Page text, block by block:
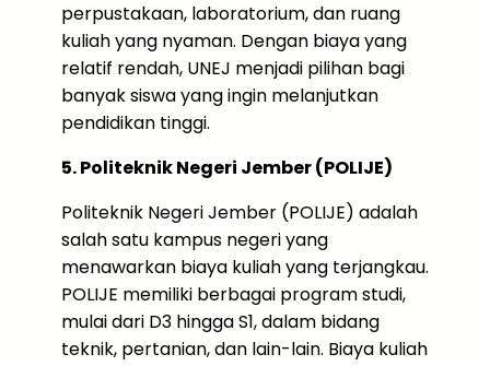
perpustakaan, laboratorium, dan ruang
kuliah yang nyaman. Dengan biaya yang
relatif rendah, UNEJ menjadi pilihan bagi
banyak siswa yang ingin melanjutkan
pendidikan tinggi.
5. Politeknik Negeri Jember (POLIJE)
Politeknik Negeri Jember (POLIJE) adalah
salah satu kampus negeri yang
menawarkan biaya kuliah yang terjangkau.
POLIJE memiliki berbagai program studi,
mulai dari D3 hingga S1, dalam bidang
teknik, pertanian, dan lain-lain. Biaya kuliah